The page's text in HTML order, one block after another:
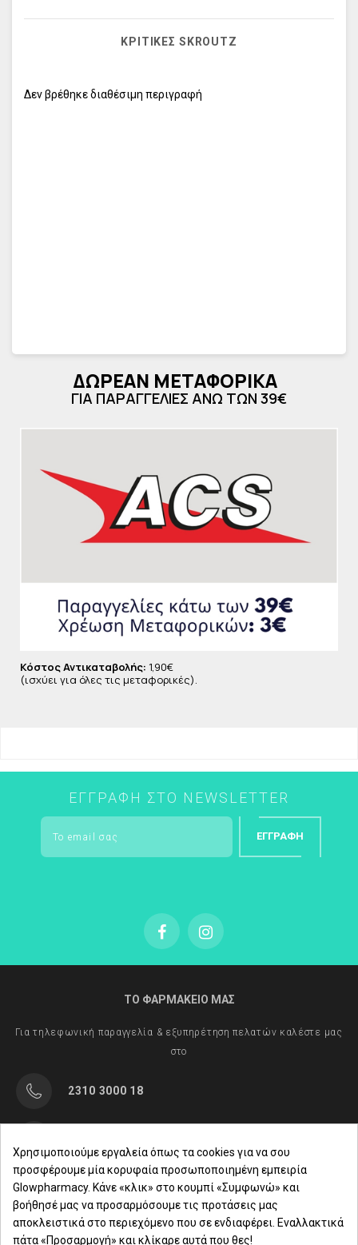
ΚΡΙΤΙΚΈΣ SKROUTZ
Δεν βρέθηκε διαθέσιμη περιγραφή
ΔΩΡΕΑΝ ΜΕΤΑΦΟΡΙΚΑ
ΓΙΑ ΠΑΡΑΓΓΕΛΙΕΣ ΑΝΩ ΤΩΝ 39€
Κόστος Αντικαταβολής: 1,90€
(ισχύει για όλες τις μεταφορικές).
ΕΓΓΡΑΦΉ ΣΤΟ NEWSLETTER
ΕΓΓΡΑΦΉ
ΤΟ ΦΑΡΜΑΚΕΙΟ ΜΑΣ
Για τηλεφωνική παραγγελία & εξυπηρέτηση πελατών καλέστε μας
στο
2310 3000 18
Δευ. - Παρ.: 8:00 - 21:00
Σάββατο: 09:00-15:00
Χρησιμοποιούμε εργαλεία όπως τα cookies για να σου
προσφέρουμε μία κορυφαία προσωποποιημένη εμπειρία
Glowpharmacy. Κάνε «κλικ» στο κουμπί «Συμφωνώ» και
βοήθησέ μας να προσαρμόσουμε τις προτάσεις μας
αποκλειστικά στο περιεχόμενο που σε ενδιαφέρει. Εναλλακτικά
πάτα «Προσαρμογή» και κλίκαρε αυτά που θες!